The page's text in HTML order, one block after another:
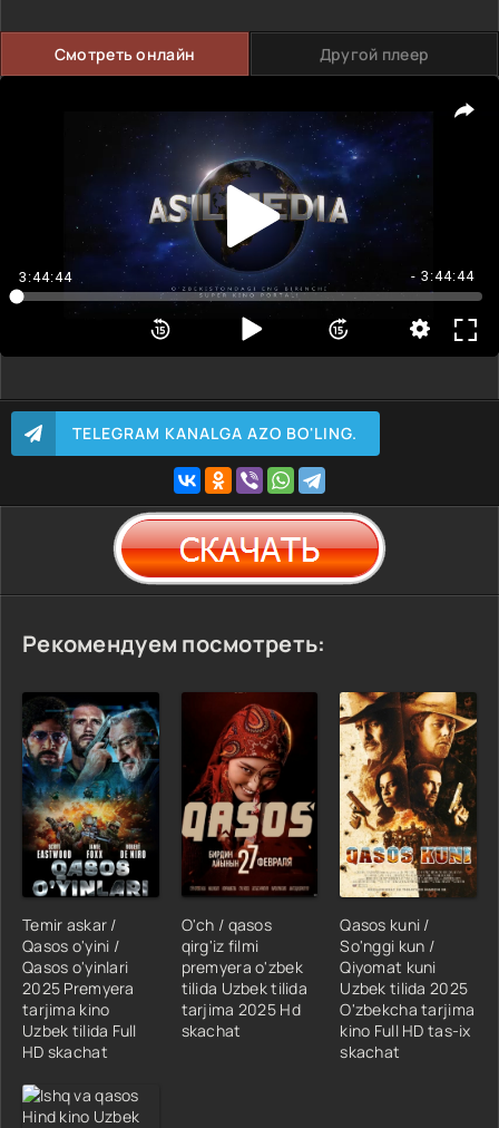
Смотреть онлайн Другой плеер
3:44:44 - 3:44:44
TELEGRAM KANALGA AZO BO'LING.
Рекомендуем посмотреть:
Temir askar /
Qasos o'yini /
Qasos o'yinlari
2025 Premyera
tarjima kino
Uzbek tilida Full
HD skachat
O'ch / qasos
qirg'iz filmi
premyera o'zbek
tilida Uzbek tilida
tarjima 2025 Hd
skachat
Qasos kuni /
So'nggi kun /
Qiyomat kuni
Uzbek tilida 2025
O'zbekcha tarjima
kino Full HD tas-ix
skachat